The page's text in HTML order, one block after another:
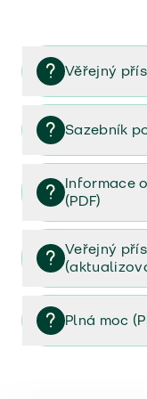
Věřejný
Věřejný příslib
Sazebník
Sazebník
Informace
(PDF)
Informace o
Veřejný
Veřejný příslib
Plná moc